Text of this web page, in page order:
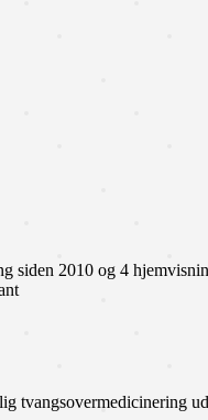
siden 2010 og 4
tvangsovermedicinering